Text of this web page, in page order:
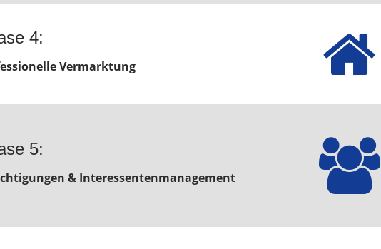
4:
Vermarktung
5:
& Interessentenmanagement